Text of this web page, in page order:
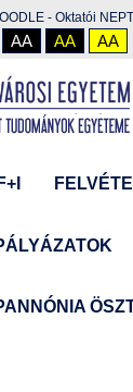
- Oktatói
AA AA AA